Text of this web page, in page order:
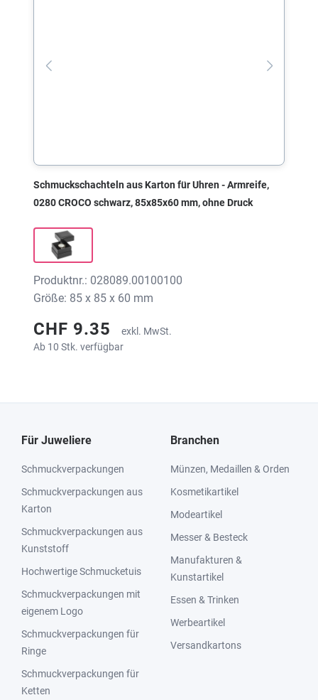
Schmuckschachteln aus Karton für Uhren - Armreife,
0280 CROCO schwarz, 85x85x60 mm, ohne Druck
Produktnr.: 028089.00100100
Größe: 85 x 85 x 60 mm
CHF 9.35
exkl. MwSt.
Ab 10 Stk. verfügbar
Für Juweliere
Schmuckverpackungen
Schmuckverpackungen aus
Karton
Schmuckverpackungen aus
Kunststoff
Hochwertige Schmucketuis
Schmuckverpackungen mit
eigenem Logo
Schmuckverpackungen für
Ringe
Schmuckverpackungen für
Ketten
Branchen
Münzen, Medaillen & Orden
Kosmetikartikel
Modeartikel
Messer & Besteck
Manufakturen &
Kunstartikel
Essen & Trinken
Werbeartikel
Versandkartons